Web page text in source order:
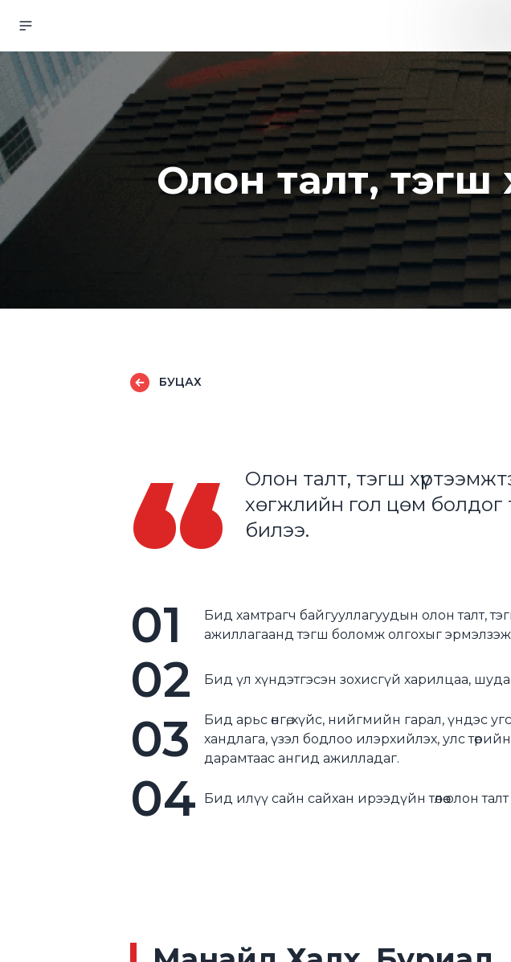
Олон талт, тэгш
БУЦАХ
“
Олон талт, тэгш
хөгжлийн гол цөм болдог
билээ.
01
Бид хамтрагч байгууллагуудын олон талт,
ажиллагаанд тэгш боломж олгохыг
02 Бид үл хүндэтгэсэн зохисгүй харилцаа,
03
Бид арьс өнгө, хүйс, нийгмийн гарал, үндэс
хандлага, үзэл бодлоо илэрхийлэх, улс
дарамтаас ангид ажилладаг.
04 Бид илүү сайн сайхан ирээдүйн төлөө олон